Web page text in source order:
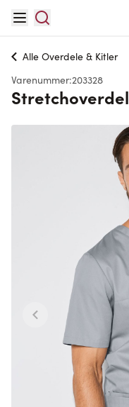
Alle Overdele & Kitler
Varenummer:203328
Stretchoverdel